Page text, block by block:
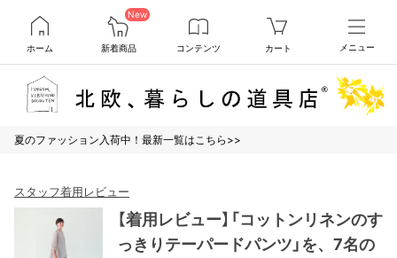
ホーム
New
新着商品 コンテンツ カート メニュー
夏のファッション入荷中！最新一覧はこちら>>
スタッフ着用レビュー
【着用レビュー】「コットンリネンのす
っきりテーパードパンツ」を、7名の